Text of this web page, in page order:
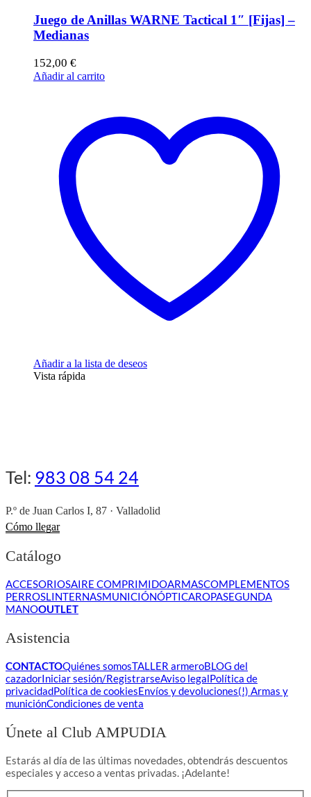
Juego de Anillas WARNE Tactical 1″ [Fijas] –
Medianas
152,00 €
Añadir al carrito
Añadir a la lista de deseos
Vista rápida
Tel: 983 08 54 24
P.º de Juan Carlos I, 87 · Valladolid
Cómo llegar
Catálogo
ACCESORIOSAIRE COMPRIMIDOARMASCOMPLEMENTOS
PERROSLINTERNASMUNICIÓNÓPTICAROPASEGUNDA
MANOOUTLET
Asistencia
CONTACTOQuiénes somosTALLER armeroBLOG del
cazadorIniciar sesión/RegistrarseAviso legalPolítica de
privacidadPolítica de cookiesEnvíos y devoluciones(!) Armas y
municiónCondiciones de venta
Únete al Club AMPUDIA
Estarás al día de las últimas novedades, obtendrás descuentos
especiales y acceso a ventas privadas. ¡Adelante!